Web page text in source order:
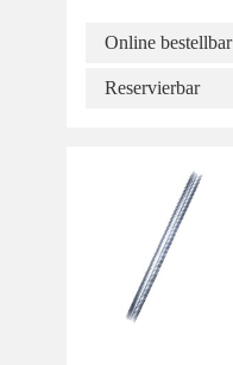
Online bestellbar
Reservierbar